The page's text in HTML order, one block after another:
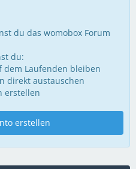
du das womobox Forum
du:
Laufenden bleiben
direkt austauschen
erstellen
erstellen